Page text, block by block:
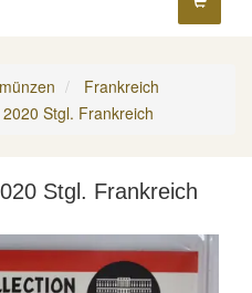
Frankreich
Stgl. Frankreich
Stgl. Frankreich